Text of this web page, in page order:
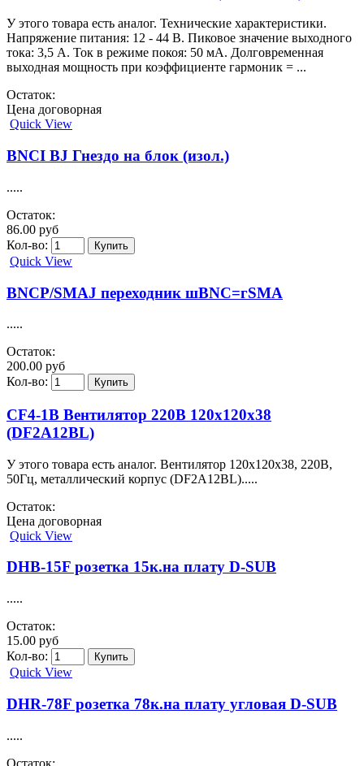
У этого товара есть аналог. Технические характеристики.
Напряжение питания: 12 - 44 В. Пиковое значение выходного
тока: 3,5 А. Ток в режиме покоя: 50 мА. Долговременная
выходная мощность при коэффициенте гармоник = ...
Остаток:
Цена договорная
Quick View
BNCI BJ Гнездо на блок (изол.)
.....
Остаток:
86.00 руб
Кол-во:
Quick View
BNCP/SMAJ переходник шBNC=гSMA
.....
Остаток:
200.00 руб
Кол-во:
CF4-1B Вентилятор 220В 120х120х38
(DF2A12BL)
У этого товара есть аналог. Вентилятор 120х120х38, 220В,
50Гц, металлический корпус (DF2A12BL).....
Остаток:
Цена договорная
Quick View
DHB-15F розетка 15к.на плату D-SUB
.....
Остаток:
15.00 руб
Кол-во:
Quick View
DHR-78F розетка 78к.на плату угловая D-SUB
.....
Остаток: